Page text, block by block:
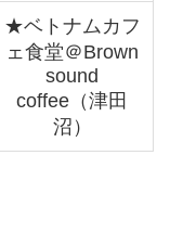
★ベトナムカフ
ェ食堂＠Brown
sound
coffee（津田
沼）